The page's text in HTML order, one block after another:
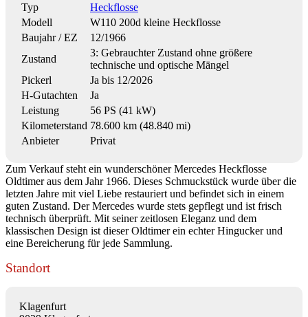
Typ
Heckflosse
Modell
W110 200d kleine Heckflosse
Baujahr / EZ
12/1966
Zustand
3: Gebrauchter Zustand ohne größere
technische und optische Mängel
Pickerl
Ja bis 12/2026
H-Gutachten
Ja
Leistung
56 PS (41 kW)
Kilometerstand 78.600 km (48.840 mi)
Anbieter
Privat
Zum Verkauf steht ein wunderschöner Mercedes Heckflosse
Oldtimer aus dem Jahr 1966. Dieses Schmuckstück wurde über die
letzten Jahre mit viel Liebe restauriert und befindet sich in einem
guten Zustand. Der Mercedes wurde stets gepflegt und ist frisch
technisch überprüft. Mit seiner zeitlosen Eleganz und dem
klassischen Design ist dieser Oldtimer ein echter Hingucker und
eine Bereicherung für jede Sammlung.
Standort
Klagenfurt